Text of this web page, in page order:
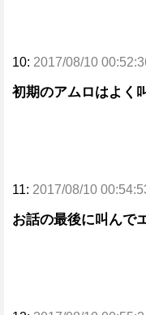
10: 2017/08/10
初期のアムロはよく
11: 2017/08/10
お話の最後に叫んで